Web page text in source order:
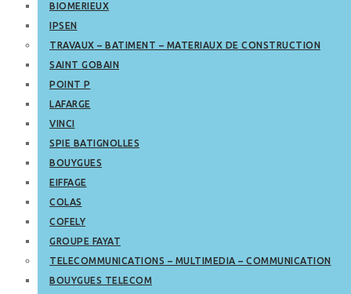
BIOMERIEUX
IPSEN
TRAVAUX – BATIMENT – MATERIAUX DE CONSTRUCTION
SAINT GOBAIN
POINT P
LAFARGE
VINCI
SPIE BATIGNOLLES
BOUYGUES
EIFFAGE
COLAS
COFELY
GROUPE FAYAT
TELECOMMUNICATIONS – MULTIMEDIA – COMMUNICATION
BOUYGUES TELECOM